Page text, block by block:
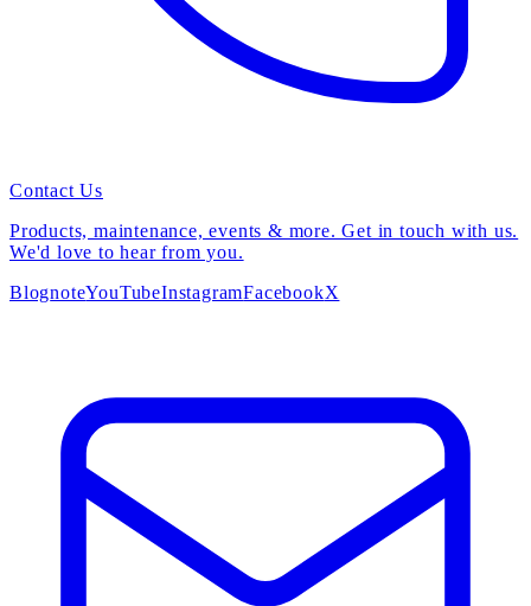
Contact Us
Products, maintenance, events & more. Get in touch with us.
We'd love to hear from you.
BlognoteYouTubeInstagramFacebookX